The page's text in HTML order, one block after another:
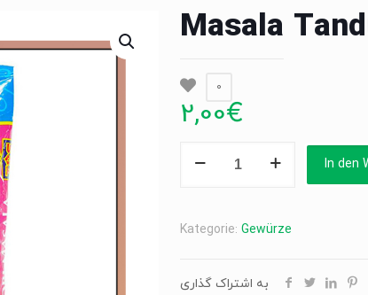
Masala
0
2,00€
Tanduri(TRS)
In den
Kategorie: Gewürze
به اشتراک گذاری